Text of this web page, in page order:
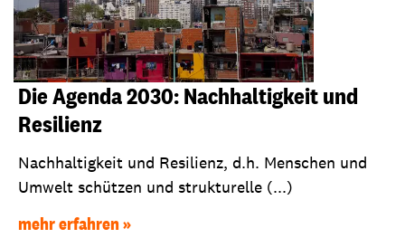
Die Agenda 2030: Nachhaltigkeit und
Resilienz
Nachhaltigkeit und Resilienz, d.h. Menschen und
Umwelt schützen und strukturelle (...)
mehr erfahren